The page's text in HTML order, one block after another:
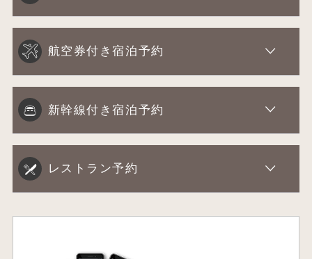
航空券付き宿泊予約
新幹線付き宿泊予約
レストラン予約